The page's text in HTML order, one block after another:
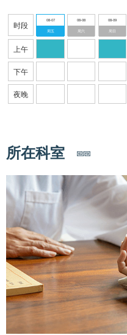
时段
上午
下午
夜晚
08-07
周五
08-08
周六
08-09
周日
所在科室